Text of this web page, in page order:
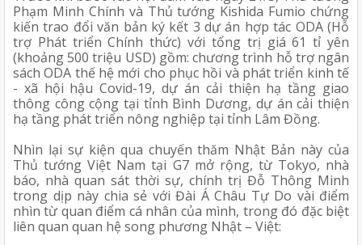
Phạm Minh Chính và Thủ tướng Kishida Fumio chứng
kiến trao đổi văn bản ký kết 3 dự án hợp tác ODA (Hỗ
trợ Phát triển Chính thức) với tổng trị giá 61 tỉ yên
(khoảng 500 triệu USD) gồm: chương trình hỗ trợ ngân
sách ODA thế hệ mới cho phục hồi và phát triển kinh tế
- xã hội hậu Covid-19, dự án cải thiện hạ tầng giao
thông công cộng tại tỉnh Bình Dương, dự án cải thiện
hạ tầng phát triển nông nghiệp tại tỉnh Lâm Đồng.
Nhìn lại sự kiện qua chuyến thăm Nhật Bản này của
Thủ tướng Việt Nam tại G7 mở rộng, từ Tokyo, nhà
báo, nhà quan sát thời sự, chính trị Đỗ Thông Minh
trong dịp này chia sẻ với Đài Á Châu Tự Do vài điểm
nhìn từ quan điểm cá nhân của mình, trong đó đặc biệt
liên quan quan hệ song phương Nhật – Việt: